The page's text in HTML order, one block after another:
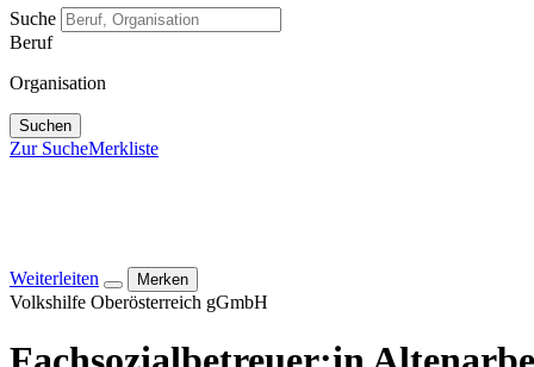
Suche
Beruf
Organisation
Suchen
Zur SucheMerkliste
Weiterleiten Merken
Volkshilfe Oberösterreich gGmbH